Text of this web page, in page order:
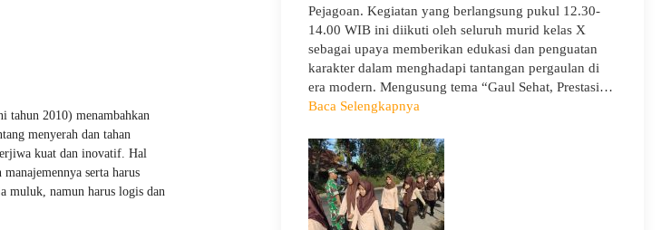
tahun 2010) menambahkan
menyerah dan tahan
kuat dan inovatif. Hal
serta harus
muluk, namun harus logis dan
Pejagoan. Kegiatan yang berlangsung pukul 12.30-
14.00 WIB ini diikuti oleh seluruh murid kelas X
sebagai upaya memberikan edukasi dan penguatan
karakter dalam menghadapi tantangan pergaulan di
era modern. Mengusung tema “Gaul Sehat, Prestasi…
Baca Selengkapnya
Goes
to
School
Hadir
di